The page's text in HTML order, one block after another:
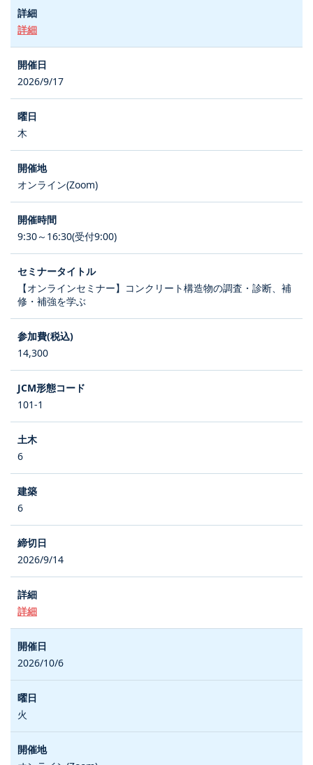
詳細
2026/9/17
木
オンライン(Zoom)
9:30～16:30(受付9:00)
【オンラインセミナー】コンクリート構造物の調査・診断、補
修・補強を学ぶ
14,300
101-1
6
6
2026/9/14
詳細
2026/10/6
火